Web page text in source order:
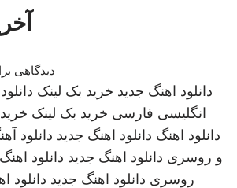
دیدگاهی
دانلود اهنگ جدید خرید بک لینک
انگلیسی فارسی خرید بک لینک
دانلود اهنگ دانلود اهنگ جدید دانلود
و روسری دانلود اهنگ جدید دانلود
روسری دانلود اهنگ جدید دانلود